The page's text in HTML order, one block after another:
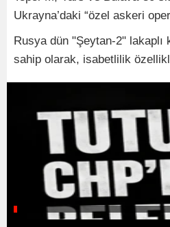
Ukrayna’daki “özel askeri
Rusya dün "Şeytan-2" lakaplı
sahip olarak, isabetlilik